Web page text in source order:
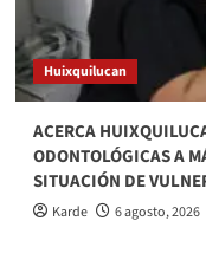
Huixquilucan
ACERCA
ODONTOLÓGICAS A
SITUACIÓN DE
Karde 6 agosto, 2026